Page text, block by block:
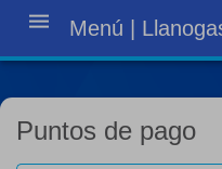
menu Menú |
Puntos de pago